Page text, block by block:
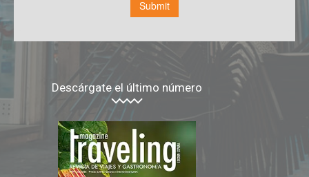
Descárgate el último número